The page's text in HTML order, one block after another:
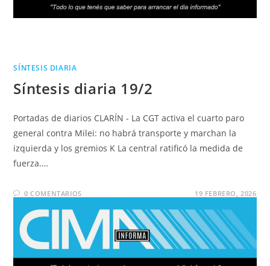
SÍNTESIS DIARIA
Síntesis diaria 19/2
Portadas de diarios CLARÍN - La CGT activa el cuarto paro
general contra Milei: no habrá transporte y marchan la
izquierda y los gremios K La central ratificó la medida de
fuerza.…
0 COMENTARIOS 19 FEBRERO, 2026